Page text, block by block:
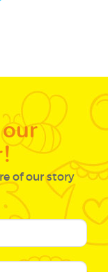
our
of our story